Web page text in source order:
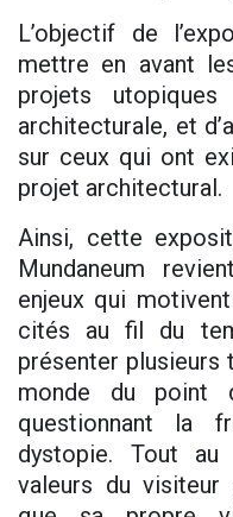
L’objectif de
mettre en avant
projets
architecturale, et
sur ceux qui ont
projet architectural.
Ainsi, cette
Mundaneum
enjeux qui
cités au fil du
présenter plusieurs
monde du point
questionnant la
dystopie. Tout au
valeurs du visiteur